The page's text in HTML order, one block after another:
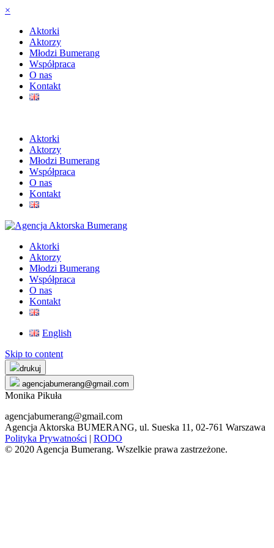
×
Aktorki
Aktorzy
Młodzi Bumerang
Współpraca
O nas
Kontakt
Aktorki
Aktorzy
Młodzi Bumerang
Współpraca
O nas
Kontakt
Aktorki
Aktorzy
Młodzi Bumerang
Współpraca
O nas
Kontakt
English
Skip to content
drukuj
agencjabumerang@gmail.com
Monika Pikuła
agencjabumerang@gmail.com
Agencja Aktorska BUMERANG, ul. Sueska 11, 02-761 Warszawa
Polityka Prywatności | RODO
© 2020 Agencja Bumerang. Wszelkie prawa zastrzeżone.